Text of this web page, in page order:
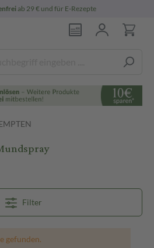
ab 29 € und für E-Rezepte
Filter
gefunden.